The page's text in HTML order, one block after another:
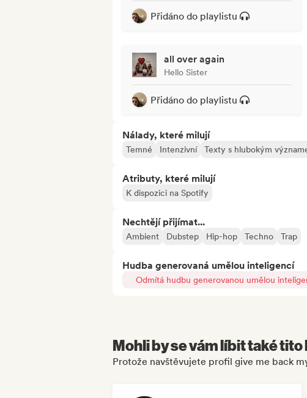
Přidáno do playlistu
all over again
Hello Sister
Přidáno do playlistu
Nálady, které milují
Temné Intenzivní Texty s hlubokým
Atributy, které milují
K dispozici na Spotify
Nechtějí přijímat...
Ambient Dubstep Hip-hop Techno Trap
Hudba generovaná umělou inteligencí
Odmítá hudbu generovanou umělou
Mohli by se vám líbit také
Protože navštěvujete profil give me back